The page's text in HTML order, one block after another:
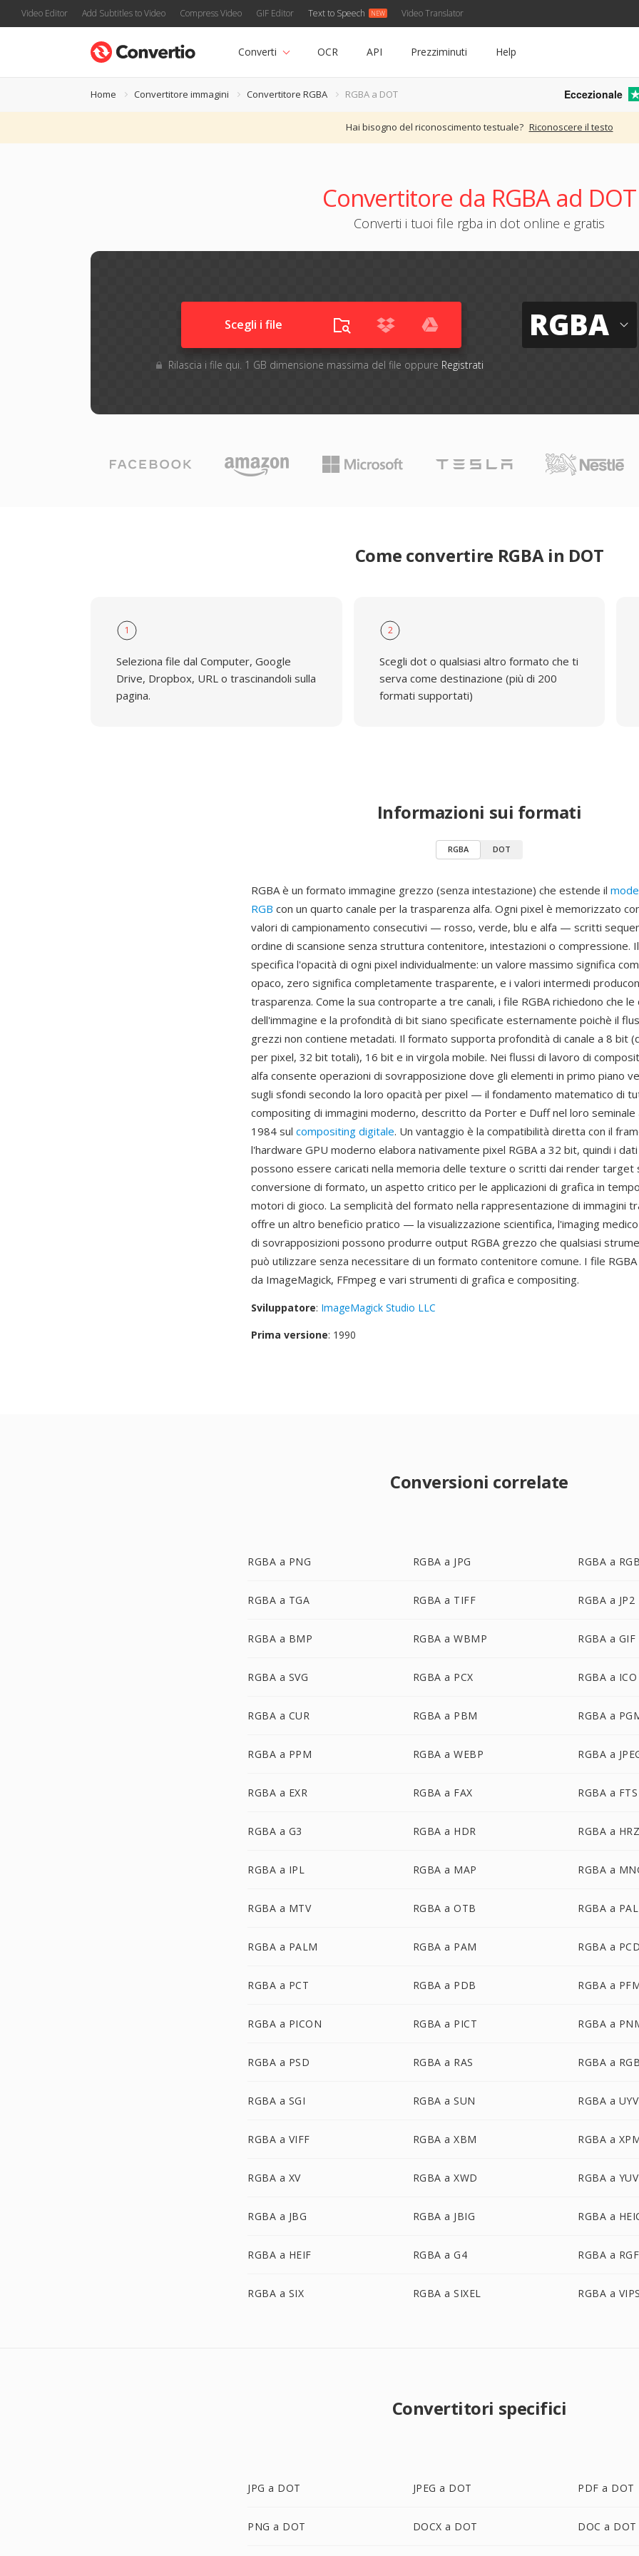
Video Editor Add Subtitles to Video Compress Video GIF Editor Text to Speech Video Translator
Converti OCR API Prezziminuti Help
Home Convertitore immagini Convertitore RGBA RGBA a DOT Eccezionale
Hai bisogno del riconoscimento testuale? Riconoscere il testo
Convertitore da RGBA ad DOT
Converti i tuoi file rgba in dot online e gratis
Scegli i file
Rilascia i file qui. 1 GB dimensione massima del file oppure Registrati
RGBA
Come convertire RGBA in DOT
1
Seleziona file dal Computer, Google
Drive, Dropbox, URL o trascinandoli sulla
pagina.
2
Scegli dot o qualsiasi altro formato che ti
serva come destinazione (più di 200
formati supportati)
Informazioni sui formati
RGBA DOT
RGBA è un formato immagine grezzo (senza intestazione) che estende il
RGB con un quarto canale per la trasparenza alfa. Ogni pixel è memorizzato
valori di campionamento consecutivi — rosso, verde, blu e alfa — scritti
ordine di scansione senza struttura contenitore, intestazioni o compressione.
specifica l'opacità di ogni pixel individualmente: un valore massimo significa
opaco, zero significa completamente trasparente, e i valori intermedi
trasparenza. Come la sua controparte a tre canali, i file RGBA richiedono che le
dell'immagine e la profondità di bit siano specificate esternamente poichè il
grezzi non contiene metadati. Il formato supporta profondità di canale a 8 bit
per pixel, 32 bit totali), 16 bit e in virgola mobile. Nei flussi di lavoro di
alfa consente operazioni di sovrapposizione dove gli elementi in primo piano
sugli sfondi secondo la loro opacità per pixel — il fondamento matematico di
compositing di immagini moderno, descritto da Porter e Duff nel loro seminale
1984 sul compositing digitale. Un vantaggio è la compatibilità diretta con il
l'hardware GPU moderno elabora nativamente pixel RGBA a 32 bit, quindi i
possono essere caricati nella memoria delle texture o scritti dai render target
conversione di formato, un aspetto critico per le applicazioni di grafica in
motori di gioco. La semplicità del formato nella rappresentazione di immagini
offre un altro beneficio pratico — la visualizzazione scientifica, l'imaging
di sovrapposizioni possono produrre output RGBA grezzo che qualsiasi
può utilizzare senza necessitare di un formato contenitore comune. I file
da ImageMagick, FFmpeg e vari strumenti di grafica e compositing.
Sviluppatore: ImageMagick Studio LLC
Prima versione: 1990
Conversioni correlate
RGBA a PNG RGBA a JPG RGBA a
RGBA a TGA RGBA a TIFF RGBA a JP2
RGBA a BMP RGBA a WBMP RGBA a GIF
RGBA a SVG RGBA a PCX RGBA a ICO
RGBA a CUR RGBA a PBM RGBA a
RGBA a PPM RGBA a WEBP RGBA a
RGBA a EXR RGBA a FAX RGBA a FTS
RGBA a G3 RGBA a HDR RGBA a
RGBA a IPL RGBA a MAP RGBA a
RGBA a MTV RGBA a OTB RGBA a PAL
RGBA a PALM RGBA a PAM RGBA a
RGBA a PCT RGBA a PDB RGBA a
RGBA a PICON RGBA a PICT RGBA a
RGBA a PSD RGBA a RAS RGBA a
RGBA a SGI RGBA a SUN RGBA a
RGBA a VIFF RGBA a XBM RGBA a
RGBA a XV RGBA a XWD RGBA a YUV
RGBA a JBG RGBA a JBIG RGBA a
RGBA a HEIF RGBA a G4 RGBA a RGF
RGBA a SIX RGBA a SIXEL RGBA a
Convertitori specifici
JPG a DOT JPEG a DOT PDF a DOT
PNG a DOT DOCX a DOT DOC a DOT